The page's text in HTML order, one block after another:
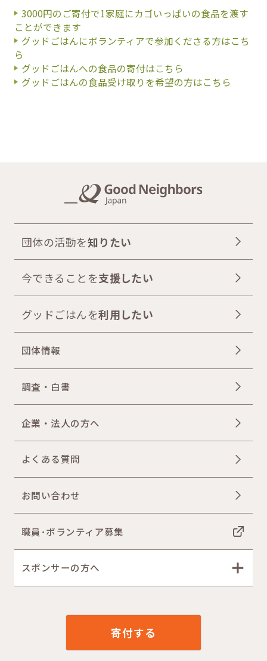
3000円のご寄付で1家庭にカゴいっぱいの食品を渡す
ことができます
グッドごはんにボランティアで参加くださる方はこち
ら
グッドごはんへの食品の寄付はこちら
グッドごはんの食品受け取りを希望の方はこちら
団体の活動を知りたい
今できることを支援したい
グッドごはんを利用したい
団体情報
調査・白書
企業・法人の方へ
よくある質問
お問い合わせ
職員･ボランティア募集
スポンサーの方へ
寄付する